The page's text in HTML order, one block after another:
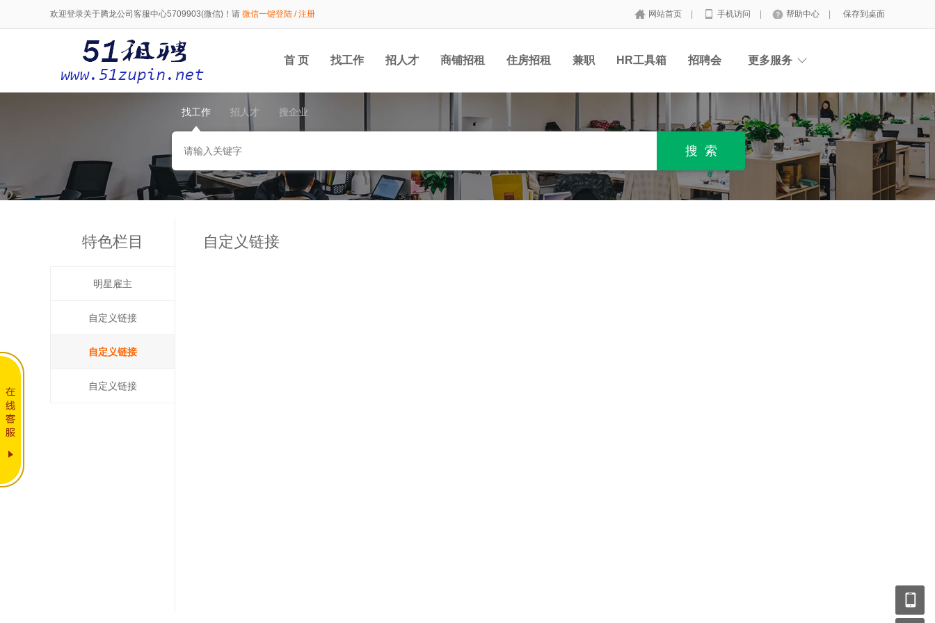
欢迎登录关于腾龙公司客服中心5709903(微信)！请 微信一键登陆 / 注册 网站首页 手机访问 帮助中心 保存到桌面
首 页 找工作 招人才 商铺招租 住房招租 兼职 HR工具箱 招聘会 更多服务
找工作 招人才 搜企业
特色栏目
明星雇主
自定义链接
自定义链接
自定义链接
自定义链接